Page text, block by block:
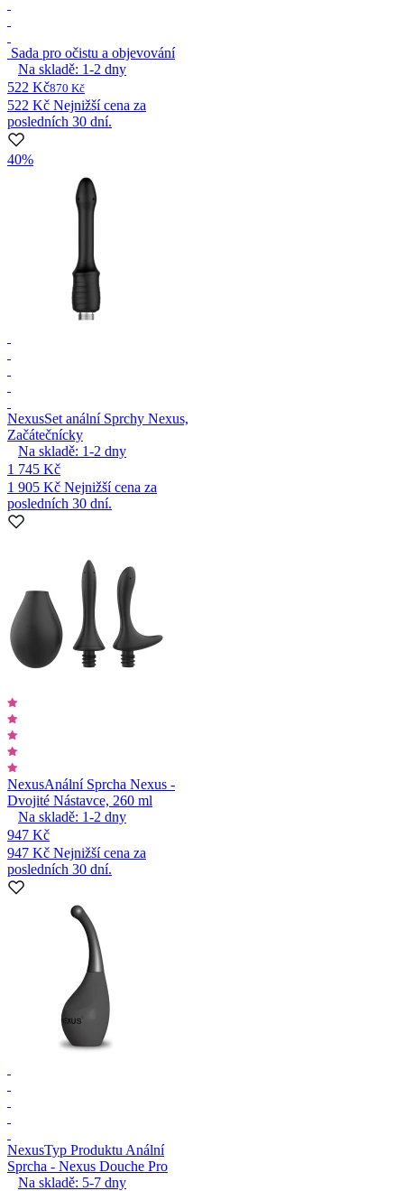
Sada pro očistu a objevování
Na skladě: 1-2 dny
522 Kč870 Kč
522 Kč Nejnižší cena za
posledních 30 dní.
40%
NexusSet anální Sprchy Nexus,
Začátečnícky
Na skladě: 1-2 dny
1 745 Kč
1 905 Kč Nejnižší cena za
posledních 30 dní.
NexusAnální Sprcha Nexus -
Dvojité Nástavce, 260 ml
Na skladě: 1-2 dny
947 Kč
947 Kč Nejnižší cena za
posledních 30 dní.
NexusTyp Produktu Anální
Sprcha - Nexus Douche Pro
Na skladě: 5-7 dny